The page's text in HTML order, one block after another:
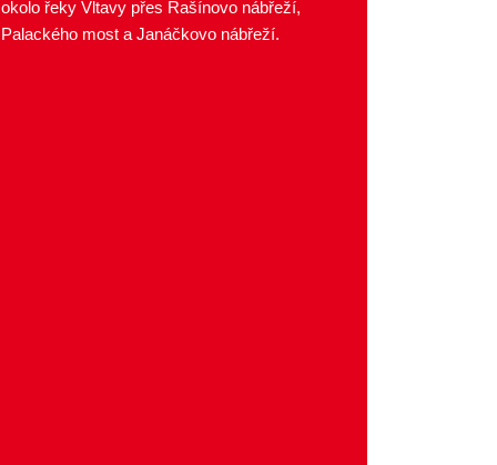
okolo řeky Vltavy přes Rašínovo nábřeží,
Palackého most a Janáčkovo nábřeží.